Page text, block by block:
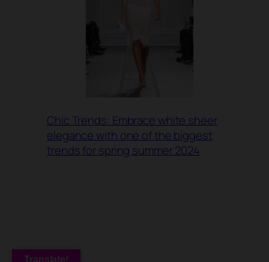
Chic Trends: Embrace white sheer
elegance with one of the biggest
trends for spring summer 2024
Translate!